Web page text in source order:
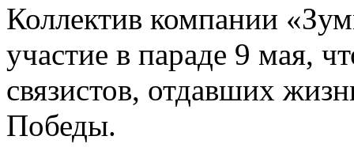
Коллектив компании
участие в параде 9 мая,
связистов, отдавших
Победы.